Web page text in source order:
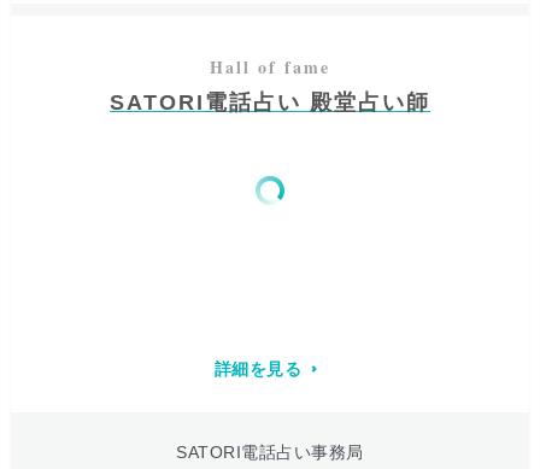
SATORI電話占い 殿堂占い師
詳細を見る
SATORI電話占い事務局